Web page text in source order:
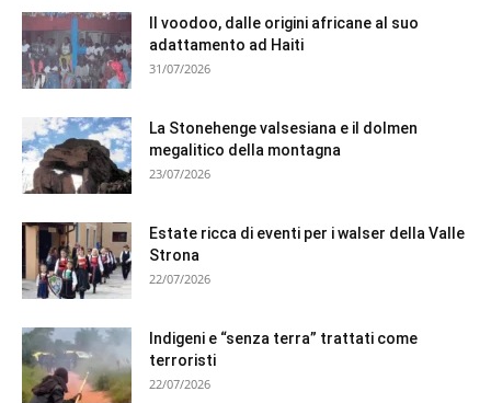
Il voodoo, dalle origini africane al suo
adattamento ad Haiti
31/07/2026
La Stonehenge valsesiana e il dolmen
megalitico della montagna
23/07/2026
Estate ricca di eventi per i walser della Valle
Strona
22/07/2026
Indigeni e “senza terra” trattati come
terroristi
22/07/2026